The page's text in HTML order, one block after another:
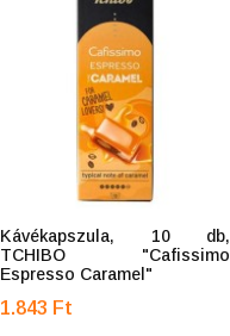
Kávékapszula, 10 db,
TCHIBO "Cafissimo
Espresso Caramel"
1.843 Ft